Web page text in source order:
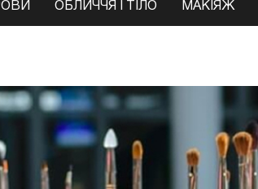
ОБЛИЧЧЯ І ТІЛО МАКІЯЖ